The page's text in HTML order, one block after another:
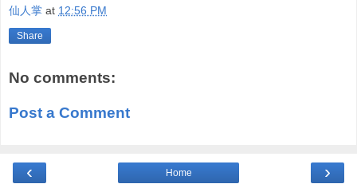
仙人掌 at 12:56 PM
Share
No comments:
Post a Comment
‹ ›
Home